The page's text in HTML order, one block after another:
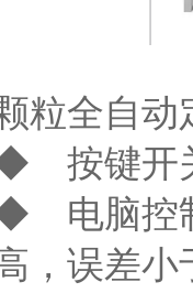
粒全自动
按键开
电脑控
，误差小